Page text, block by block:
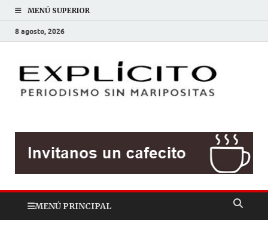
MENÚ SUPERIOR
8 agosto, 2026
MENÚ PRINCIPAL